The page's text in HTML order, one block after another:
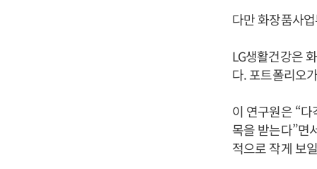
다만 화장품사
LG생활건강은
다. 포트폴리오
이 연구원은 “
목을 받는다”면
적으로 작게 보